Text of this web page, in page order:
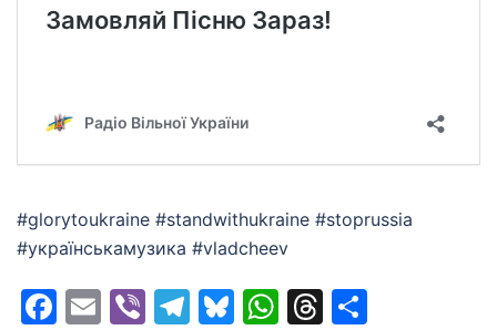
#glorytoukraine #standwithukraine #stoprussia
#українськамузика #vladcheev
Facebook
EmailViberTelegram
Bluesky
WhatsApp
Threads